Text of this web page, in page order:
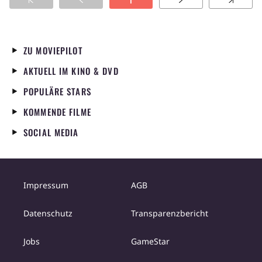
Stationsvorsteher Istvan Rasc seines Amtes
spricht, als Andreas ahnt. Bald sind Piroschka
eine Postkarte vom Plattensee. Dass diese von
einem Freund stammt, wie Andreas ihr
Sie folgt ihm heimlich, als er zu Greta fährt,
und so sieht Andreas sich plötzlich zwei
ZU MOVIEPILOT
AKTUELL IM KINO & DVD
POPULÄRE STARS
KOMMENDE FILME
SOCIAL MEDIA
Impressum AGB
Datenschutz Transparenzbericht
Jobs GameStar